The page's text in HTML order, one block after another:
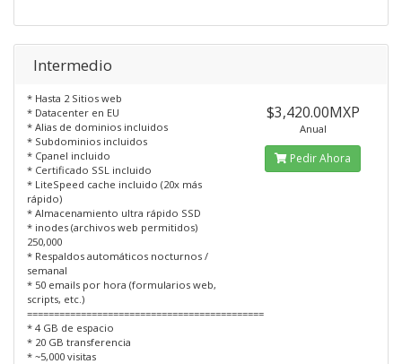
Intermedio
* Hasta 2 Sitios web
* Datacenter en EU
* Alias de dominios incluidos
* Subdominios incluidos
* Cpanel incluido
* Certificado SSL incluido
* LiteSpeed cache incluido (20x más
rápido)
* Almacenamiento ultra rápido SSD
* inodes (archivos web permitidos)
250,000
* Respaldos automáticos nocturnos /
semanal
* 50 emails por hora (formularios web,
scripts, etc.)
============================================
* 4 GB de espacio
* 20 GB transferencia
* ~5,000 visitas
$3,420.00MXP
Anual
Pedir Ahora